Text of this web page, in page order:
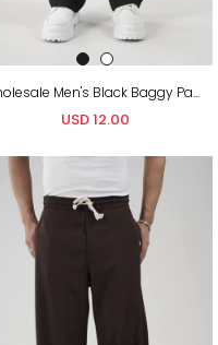
Wholesale Men's Black Baggy Pants
USD 12.00